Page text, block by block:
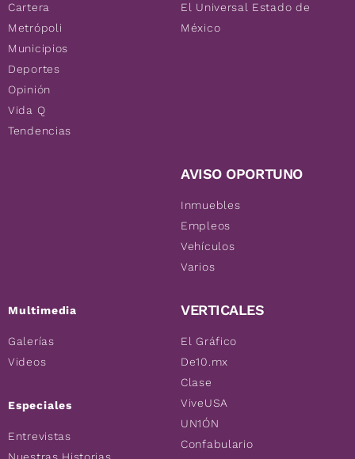
Cartera
Metrópoli
Municipios
Deportes
Opinión
Vida Q
Tendencias
Multimedia
Galerías
Videos
Especiales
Entrevistas
El Universal Estado de
México
AVISO OPORTUNO
Inmuebles
Empleos
Vehículos
Varios
VERTICALES
El Gráfico
De10.mx
Clase
ViveUSA
UN1ÓN
Confabulario